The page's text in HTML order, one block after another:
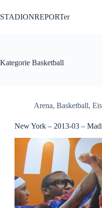
Inhalt
springen
STADIONREPORTer
Kategorie Basketball
Arena, Basketball,
New York – 2013-03 –